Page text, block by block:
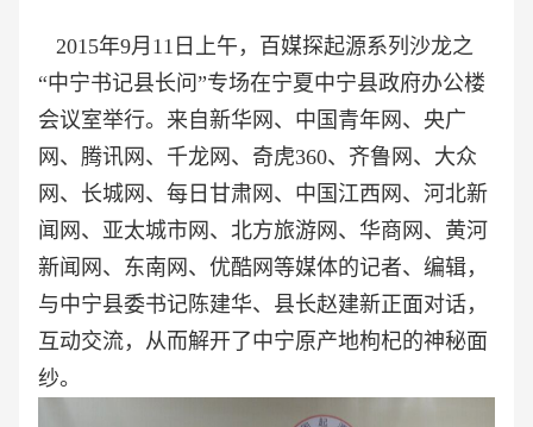
2015年9月11日上午，百媒探起源系列沙龙之
“中宁书记县长问”专场在宁夏中宁县政府办公楼
会议室举行。来自新华网、中国青年网、央广
网、腾讯网、千龙网、奇虎360、齐鲁网、大众
网、长城网、每日甘肃网、中国江西网、河北新
闻网、亚太城市网、北方旅游网、华商网、黄河
新闻网、东南网、优酷网等媒体的记者、编辑，
与中宁县委书记陈建华、县长赵建新正面对话，
互动交流，从而解开了中宁原产地枸杞的神秘面
纱。